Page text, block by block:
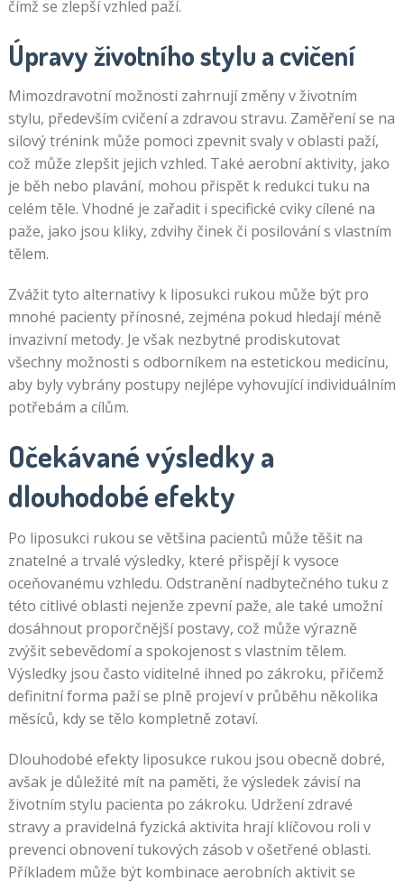
čímž se zlepší vzhled paží.
Úpravy životního stylu a cvičení
Mimozdravotní možnosti zahrnují změny v životním
stylu, především cvičení a zdravou stravu. Zaměření se na
silový trénink může pomoci zpevnit svaly v oblasti paží,
což může zlepšit jejich vzhled. Také aerobní aktivity, jako
je běh nebo plavání, mohou přispět k redukci tuku na
celém těle. Vhodné je zařadit i specifické cviky cílené na
paže, jako jsou kliky, zdvihy činek či posilování s vlastním
tělem.
Zvážit tyto alternativy k liposukci rukou může být pro
mnohé pacienty přínosné, zejména pokud hledají méně
invazivní metody. Je však nezbytné prodiskutovat
všechny možnosti s odborníkem na estetickou medicínu,
aby byly vybrány postupy nejlépe vyhovující individuálním
potřebám a cílům.
Očekávané výsledky a
dlouhodobé efekty
Po liposukci rukou se většina pacientů může těšit na
znatelné a trvalé výsledky, které přispějí k vysoce
oceňovanému vzhledu. Odstranění nadbytečného tuku z
této citlivé oblasti nejenže zpevní paže, ale také umožní
dosáhnout proporčnější postavy, což může výrazně
zvýšit sebevědomí a spokojenost s vlastním tělem.
Výsledky jsou často viditelné ihned po zákroku, přičemž
definitní forma paží se plně projeví v průběhu několika
měsíců, kdy se tělo kompletně zotaví.
Dlouhodobé efekty liposukce rukou jsou obecně dobré,
avšak je důležité mít na paměti, že výsledek závisí na
životním stylu pacienta po zákroku. Udržení zdravé
stravy a pravidelná fyzická aktivita hrají klíčovou roli v
prevenci obnovení tukových zásob v ošetřené oblasti.
Příkladem může být kombinace aerobních aktivit se